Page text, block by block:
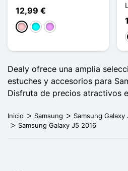
12,99 €
RosaCianMorado claro
Dealy ofrece una amplia
estuches y accesorios para
Disfruta de precios atractivos
Inicio Samsung
Samsung Galaxy
Samsung Galaxy J5 2016